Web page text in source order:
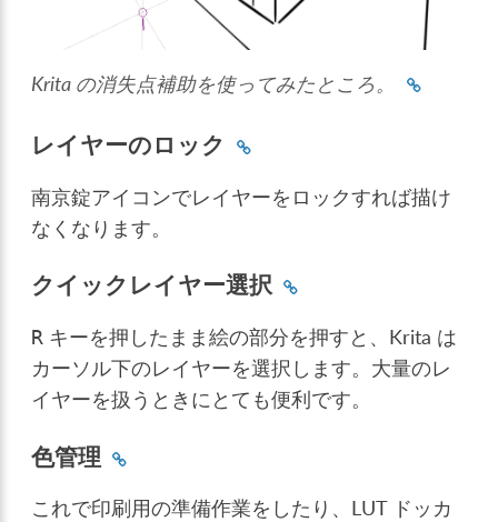
Krita の消失点補助を使ってみたところ。
レイヤーのロック
南京錠アイコンでレイヤーをロックすれば描け
なくなります。
クイックレイヤー選択
R キーを押したまま絵の部分を押すと、Krita は
カーソル下のレイヤーを選択します。大量のレ
イヤーを扱うときにとても便利です。
色管理
これで印刷用の準備作業をしたり、LUT ドッカ